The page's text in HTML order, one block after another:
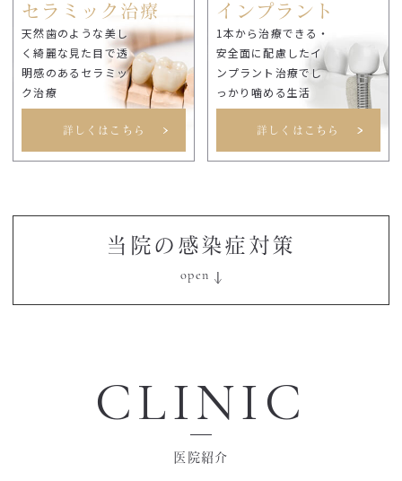
セラミック治療
天然歯のような美し
く綺麗な見た目で透
明感のあるセラミッ
ク治療
詳しくはこちら
インプラント
1本から治療できる・
安全面に配慮したイ
ンプラント治療でし
っかり噛める生活
詳しくはこちら
当院の感染症対策
CLINIC
医院紹介